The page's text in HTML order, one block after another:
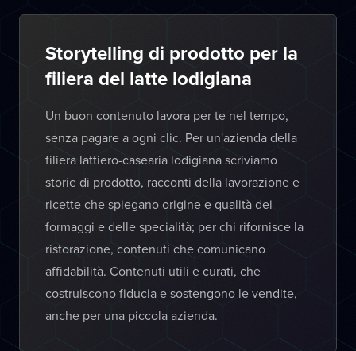
Storytelling di prodotto per la
filiera del latte lodigiana
Un buon contenuto lavora per te nel tempo,
senza pagare a ogni clic. Per un'azienda della
filiera lattiero-casearia lodigiana scriviamo
storie di prodotto, racconti della lavorazione e
ricette che spiegano origine e qualità dei
formaggi e delle specialità; per chi rifornisce la
ristorazione, contenuti che comunicano
affidabilità. Contenuti utili e curati, che
costruiscono fiducia e sostengono le vendite,
anche per una piccola azienda.